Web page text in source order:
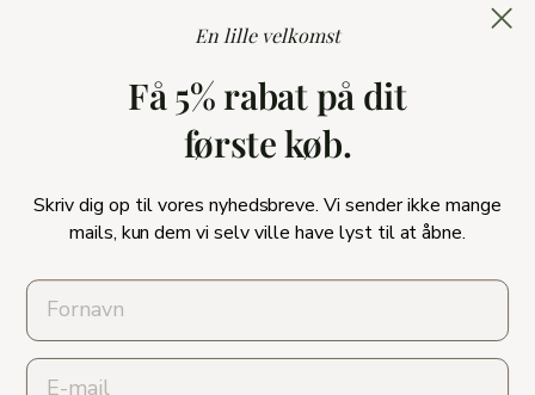
Pause
slideshow
INFORMATION
VIDEN
En lille velkomst
Få 5% rabat på dit
første køb.
Skriv dig op til vores nyhedsbreve. Vi sender ikke mange
mails, kun dem vi selv ville have lyst til at åbne.
Email